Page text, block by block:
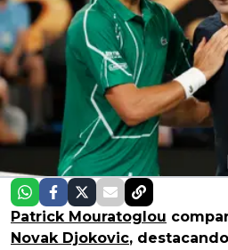
Patrick Mouratoglou
Novak Djokovic,